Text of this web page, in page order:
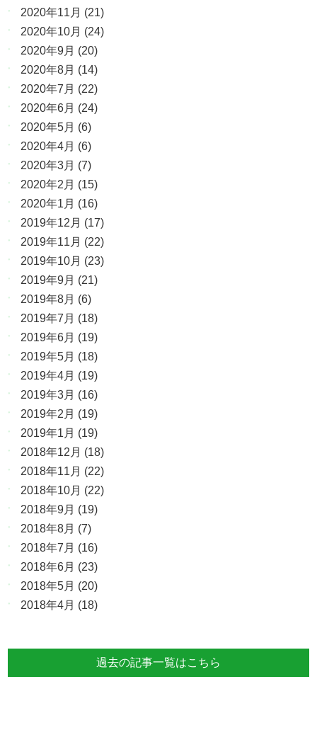
2020年11月 (21)
2020年10月 (24)
2020年9月 (20)
2020年8月 (14)
2020年7月 (22)
2020年6月 (24)
2020年5月 (6)
2020年4月 (6)
2020年3月 (7)
2020年2月 (15)
2020年1月 (16)
2019年12月 (17)
2019年11月 (22)
2019年10月 (23)
2019年9月 (21)
2019年8月 (6)
2019年7月 (18)
2019年6月 (19)
2019年5月 (18)
2019年4月 (19)
2019年3月 (16)
2019年2月 (19)
2019年1月 (19)
2018年12月 (18)
2018年11月 (22)
2018年10月 (22)
2018年9月 (19)
2018年8月 (7)
2018年7月 (16)
2018年6月 (23)
2018年5月 (20)
2018年4月 (18)
過去の記事一覧はこちら